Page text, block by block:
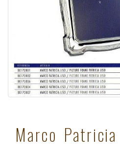
Marco